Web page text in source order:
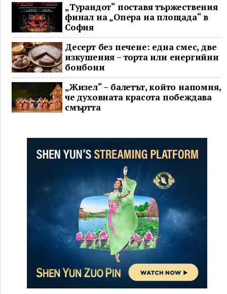
„Турандот“ поставя тържествения
финал на „Опера на площада“ в
София
Десерт без печене: една смес, две
изкушения – торта или енергийни
бонбони
„Жизел“ – балетът, който напомня,
че духовната красота побеждава
смъртта